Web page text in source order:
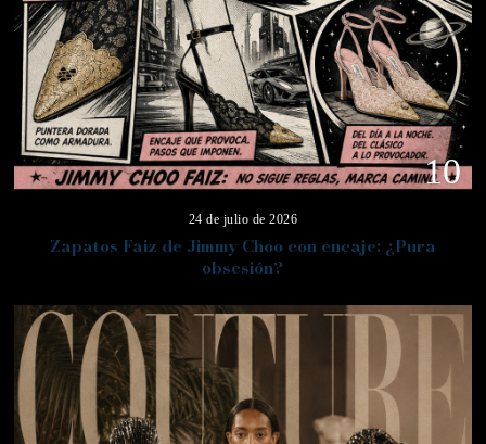
10
24 de julio de 2026
Zapatos Faiz de Jimmy Choo con encaje: ¿Pura
obsesión?